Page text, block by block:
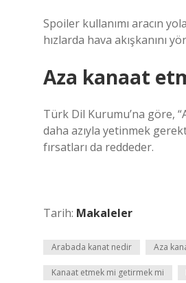
Spoiler kullanımı aracın
hızlarda hava akışkanını
Aza kanaat
Türk Dil Kurumu’na göre,
daha azıyla yetinmek
fırsatları da reddeder.
Tarih: Makaleler
Arabada kanat nedir Aza
Kanaat etmek mi getirmek mi